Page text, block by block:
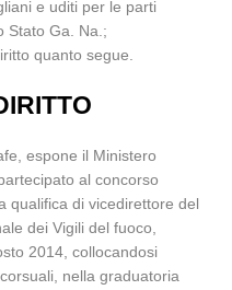
e uditi per le parti
Stato Ga. Na.;
quanto segue.
espone il Ministero
al concorso
qualifica di vicedirettore del
dei Vigili del fuoco,
2014, collocandosi
nella graduatoria